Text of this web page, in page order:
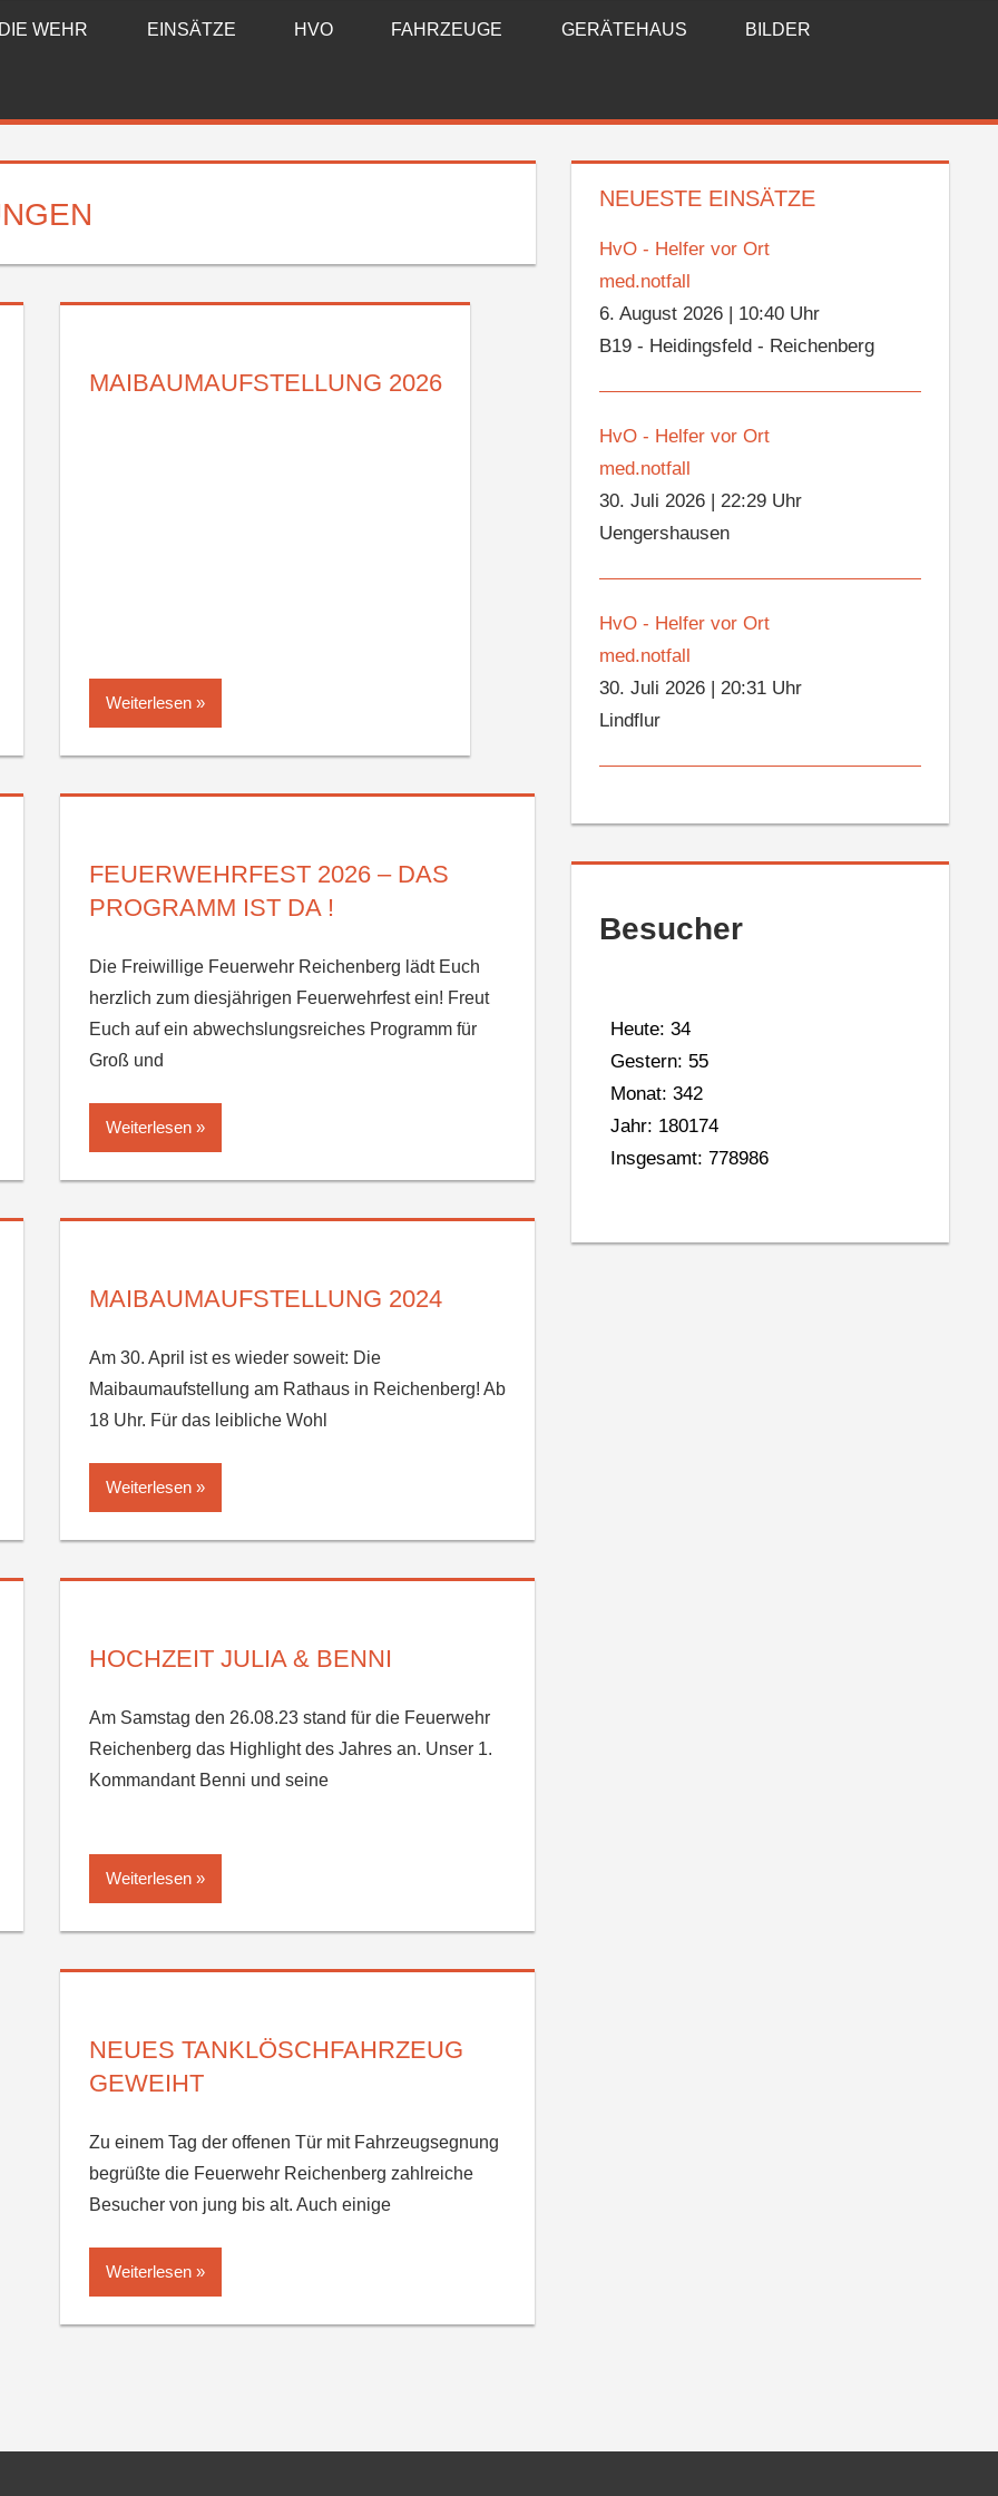
DIE WEHR EINSÄTZE HVO FAHRZEUGE GERÄTEHAUS BILDER
MAIBAUMAUFSTELLUNG 2026
Weiterlesen
FEUERWEHRFEST 2026 – DAS
PROGRAMM IST DA !
Die Freiwillige Feuerwehr Reichenberg lädt Euch
herzlich zum diesjährigen Feuerwehrfest ein! Freut
Euch auf ein abwechslungsreiches Programm für
Groß und
Weiterlesen
MAIBAUMAUFSTELLUNG 2024
Am 30. April ist es wieder soweit: Die
Maibaumaufstellung am Rathaus in Reichenberg! Ab
18 Uhr. Für das leibliche Wohl
Weiterlesen
HOCHZEIT JULIA & BENNI
Am Samstag den 26.08.23 stand für die Feuerwehr
Reichenberg das Highlight des Jahres an. Unser 1.
Kommandant Benni und seine
Weiterlesen
NEUES TANKLÖSCHFAHRZEUG
GEWEIHT
Zu einem Tag der offenen Tür mit Fahrzeugsegnung
begrüßte die Feuerwehr Reichenberg zahlreiche
Besucher von jung bis alt. Auch einige
Weiterlesen
NEUESTE EINSÄTZE
HvO - Helfer vor Ort
med.notfall
6. August 2026
10:40 Uhr
B19 - Heidingsfeld - Reichenberg
HvO - Helfer vor Ort
med.notfall
30. Juli 2026 |22:29 Uhr
Uengershausen
HvO - Helfer vor Ort
med.notfall
30. Juli 2026 |20:31 Uhr
Lindflur
Besucher
Heute: 34
Gestern: 55
Monat: 342
Jahr: 180174
Insgesamt: 778986